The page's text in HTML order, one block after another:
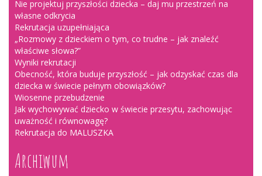
Nie projektuj przyszłości dziecka – daj mu przestrzeń na
własne odkrycia
Rekrutacja uzupełniająca
„Rozmowy z dzieckiem o tym, co trudne – jak znaleźć
właściwe słowa?”
Wyniki rekrutacji
Obecność, która buduje przyszłość – jak odzyskać czas dla
dziecka w świecie pełnym obowiązków?
Wiosenne przebudzenie
Jak wychowywać dziecko w świecie przesytu, zachowując
uważność i równowagę?
Rekrutacja do MALUSZKA
Archiwum